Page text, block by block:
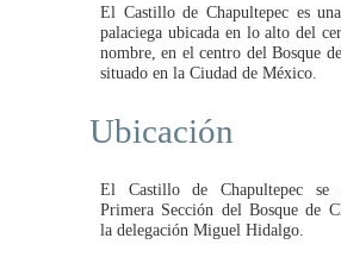
El Castillo de Chapultepec es
palaciega ubicada en lo alto del
nombre, en el centro del Bosque
situado en la Ciudad de México.
Ubicación
El Castillo de Chapultepec se
Primera Sección del Bosque de
la delegación Miguel Hidalgo.